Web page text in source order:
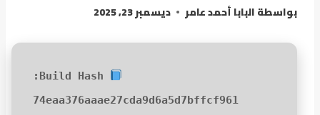
بواسطةالبابا أحمد عامر ديسمبر 23, 2025
74eaa376aaae27cda9d6a5d7bffcf961